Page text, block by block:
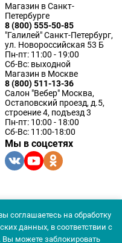
Магазин в Санкт-
Петербурге
8 (800) 555-50-85
"Галилей" Санкт-Петербург,
ул. Новороссийская 53 Б
Пн-пт: 11:00 - 19:00
Сб-Вс: выходной
Магазин в Москве
8 (800) 511-13-36
Салон "Вебер" Москва,
Остаповский проезд, д.5,
строение 4, подъезд 3
Пн-пт: 10:00 - 18:00
Сб-Вс: 11:00-18:00
Мы в соцсетях
приборы»
данных
соглашаетесь на обработку
данных, в соответствии с
. Вы можете заблокировать